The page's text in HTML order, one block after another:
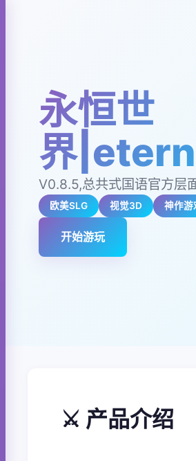
永恒世
界
V0.8.5,总共式国语官方层
欧美SLG 视觉3D 神作游
开始游玩
⚔️ 产品介绍